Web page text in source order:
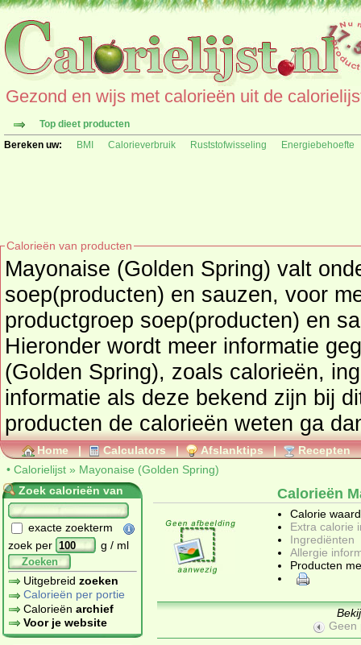
Gezond en wijs met calorieën uit de
Top dieet producten
Bereken uw:
BMI Calorieverbruik Ruststofwisseling Energiebehoefte
Calorieën van producten
Mayonaise (Golden Spring) valt
soep(producten) en sauzen, voor
productgroep soep(producten) en
Hieronder wordt meer informatie
(Golden Spring), zoals calorieën, ingrediënten en allergenen
informatie als deze bekend zijn bij dit product. Wilt u van
producten de calorieën weten ga
Home | Calculators | Afslanktips | Recepten
• Calorielijst » Mayonaise (Golden Spring)
Zoek calorieën van
exacte zoekterm
zoek per
g / ml
Zoeken
Uitgebreid zoeken
Calorieën per portie
Calorieën archief
Voor je website
Calorieën
Calorie
Extra calorie
Ingrediënten
Allergie
Producten
Geen